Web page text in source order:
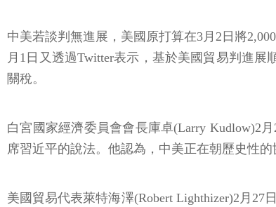
中美若談判無進展，美國原打算在3月2日將
月1日又透過Twitter表示，基於美國貿易判進
關稅。
白宮國家經濟委員會會長庫卓(Larry Kudlow)2
席習近平的說法。他認為，中美正在朝歷史性的
美國貿易代表萊特海澤(Robert Lighthizer)2月